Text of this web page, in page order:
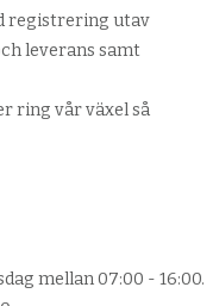
registrering utav
leverans samt
ring vår växel så
mellan 07:00 - 16:00.